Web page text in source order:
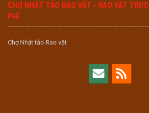
CHỢ NHẬT TẢO RAO VẶT - RAO VẶT
PHÍ
Chợ Nhật tảo Rao vặt